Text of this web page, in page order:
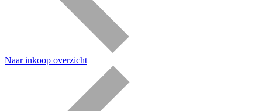
Naar inkoop overzicht